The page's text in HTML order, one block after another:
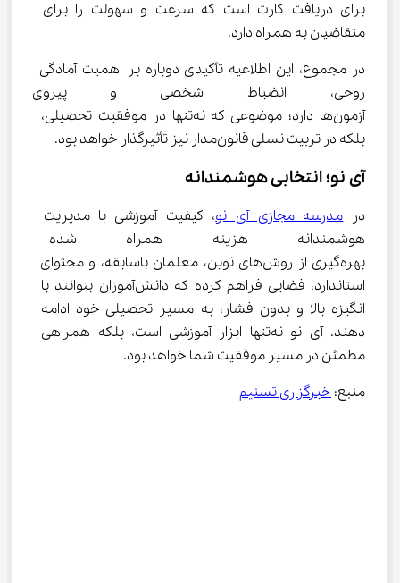
برای دریافت کارت است که سرعت و سهولت را برای
متقاضیان به همراه دارد.
در مجموع، این اطلاعیه تأکیدی دوباره بر اهمیت آمادگی
روحی، انضباط شخصی و پیروی
آزمون‌ها دارد؛ موضوعی که نه‌تنها در موفقیت تحصیلی،
بلکه در تربیت نسلی قانون‌مدار نیز تأثیرگذار خواهد بود.
آی نو؛ انتخابی هوشمندانه
در مدرسه مجازی آی نو، کیفیت آموزشی با مدیریت
هوشمندانه هزینه همراه
بهره‌گیری از روش‌های نوین، معلمان باسابقه، و محتوای
استاندارد، فضایی فراهم کرده که دانش‌آموزان بتوانند با
انگیزه بالا و بدون فشار، به مسیر تحصیلی خود ادامه
دهند. آی نو نه‌تنها ابزار آموزشی است، بلکه همراهی
مطمئن در مسیر موفقیت شما خواهد بود.
منبع: خبرگزاری تسنیم